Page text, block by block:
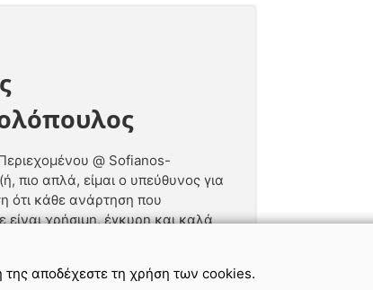
της αποδέχεστε τη χρήση των cookies.
@ Sofianos-
πιο απλά, είμαι ο υπεύθυνος για
ότι κάθε ανάρτηση που
είναι χρήσιμη, έγκυρη και καλά